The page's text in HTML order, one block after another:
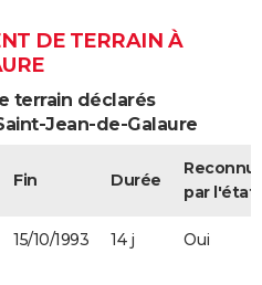
DE TERRAIN À
terrain déclarés
Jean-de-Galaure
Fin Durée
par l'état
15/10/1993 14 j Oui